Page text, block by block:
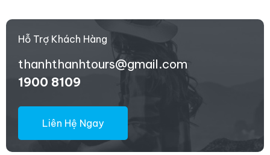
Hỗ Trợ Khách Hàng
thanhthanhtours@gmail.com
1900 8109
Liên Hệ Ngay